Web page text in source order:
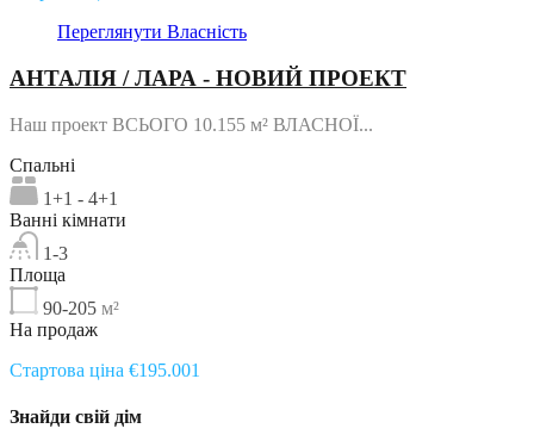
Переглянути Власність
АНТАЛІЯ / ЛАРА - НОВИЙ ПРОЕКТ
Наш проект ВСЬОГО 10.155 м² ВЛАСНОЇ...
Спальні
1+1 - 4+1
Ванні кімнати
1-3
Площа
90-205 м²
На продаж
Стартова ціна €195.001
Знайди свій дім